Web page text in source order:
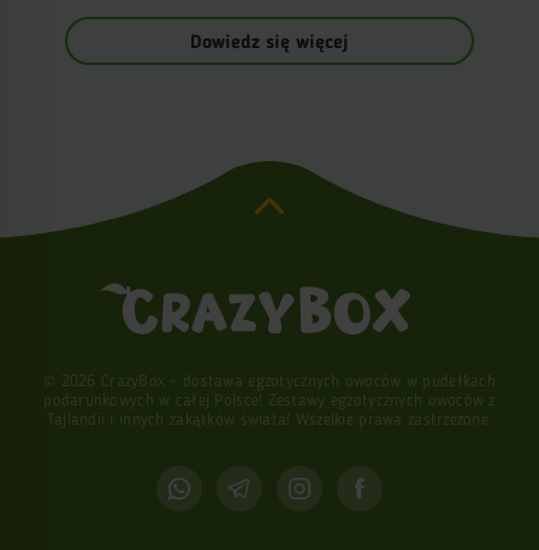
Dowiedz się więcej
© 2026 CrazyBox - dostawa egzotycznych owoców w pudełkach
podarunkowych w całej Polsce! Zestawy egzotycznych owoców z
Tajlandii i innych zakątków świata! Wszelkie prawa zastrzeżone.